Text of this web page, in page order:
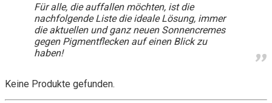
Für alle, die auffallen möchten, ist die
nachfolgende Liste die ideale Lösung, immer
die aktuellen und ganz neuen Sonnencremes
gegen Pigmentflecken auf einen Blick zu
haben!
Keine Produkte gefunden.